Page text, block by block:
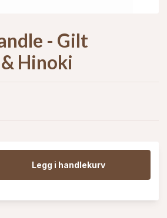
- Gilt
Hinoki
Legg i handlekurv